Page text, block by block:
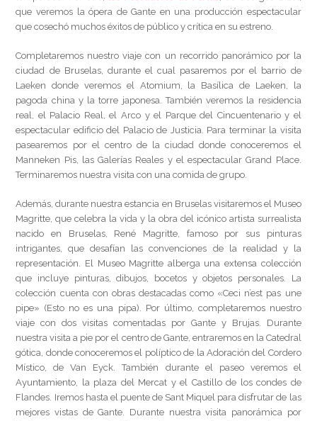
que veremos la ópera de Gante en una producción espectacular
que cosechó muchos éxitos de público y crítica en su estreno.
Completaremos nuestro viaje con un recorrido panorámico por la
ciudad de Bruselas, durante el cual pasaremos por el barrio de
Laeken donde veremos el Atomium, la Basílica de Laeken, la
pagoda china y la torre japonesa. También veremos la residencia
real, el Palacio Real, el Arco y el Parque del Cincuentenario y el
espectacular edificio del Palacio de Justicia. Para terminar la visita
pasearemos por el centro de la ciudad donde conoceremos el
Manneken Pis, las Galerías Reales y el espectacular Grand Place.
Terminaremos nuestra visita con una comida de grupo.
Además, durante nuestra estancia en Bruselas visitaremos el Museo
Magritte, que celebra la vida y la obra del icónico artista surrealista
nacido en Bruselas, René Magritte, famoso por sus pinturas
intrigantes, que desafían las convenciones de la realidad y la
representación. El Museo Magritte alberga una extensa colección
que incluye pinturas, dibujos, bocetos y objetos personales. La
colección cuenta con obras destacadas como «Ceci n’est pas une
pipe» (Esto no es una pipa). Por último, completaremos nuestro
viaje con dos visitas comentadas por Gante y Brujas. Durante
nuestra visita a pie por el centro de Gante, entraremos en la Catedral
gótica, donde conoceremos el políptico de la Adoración del Cordero
Místico, de Van Eyck. También durante el paseo veremos el
Ayuntamiento, la plaza del Mercat y el Castillo de los condes de
Flandes. Iremos hasta el puente de Sant Miquel para disfrutar de las
mejores vistas de Gante. Durante nuestra visita panorámica por